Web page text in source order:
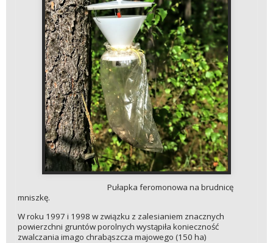
Pułapka feromonowa na brudnicę
mniszkę.
W roku 1997 i 1998 w związku z zalesianiem znacznych
powierzchni gruntów porolnych wystąpiła konieczność
zwalczania imago chrabąszcza majowego (150 ha)